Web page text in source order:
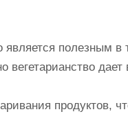
является полезным
вегетарианство
продуктов,